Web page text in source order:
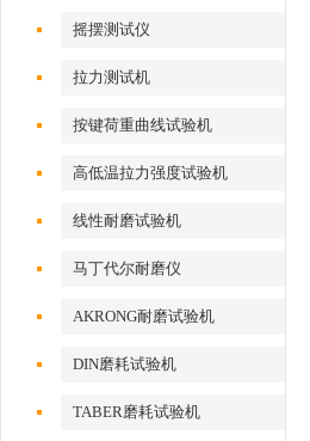
摇摆测试仪
拉力测试机
按键荷重曲线试验机
高低温拉力强度试验机
线性耐磨试验机
马丁代尔耐磨仪
AKRONG耐磨试验机
DIN磨耗试验机
TABER磨耗试验机